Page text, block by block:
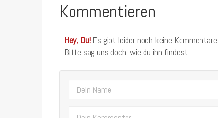
Kommentieren
Hey, Du! Es gibt leider noch keine
Bitte sag uns doch, wie du ihn findest.